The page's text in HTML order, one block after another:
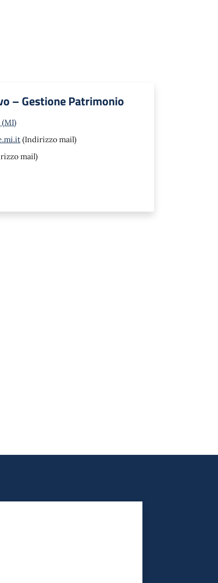
– Gestione Patrimonio
(MI)
(Indirizzo mail)
mail)